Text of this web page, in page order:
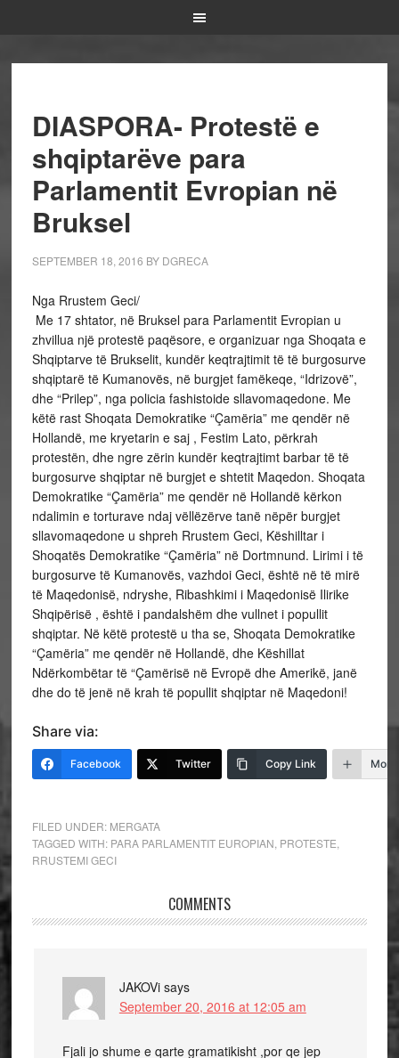
DIASPORA- Protestë e
shqiptarëve para
Parlamentit Evropian në
Bruksel
SEPTEMBER 18, 2016 BY DGRECA
Nga Rrustem Geci/
Me 17 shtator, në Bruksel para Parlamentit Evropian u
zhvillua një protestë paqësore, e organizuar nga Shoqata e
Shqiptarve të Brukselit, kundër keqtrajtimit të të burgosurve
shqiptarë të Kumanovës, në burgjet famëkeqe, “Idrizovë”,
dhe “Prilep”, nga policia fashistoide sllavomaqedone. Me
këtë rast Shoqata Demokratike “Çamëria” me qendër në
Hollandë, me kryetarin e saj , Festim Lato, përkrah
protestën, dhe ngre zërin kundër keqtrajtimt barbar të të
burgosurve shqiptar në burgjet e shtetit Maqedon. Shoqata
Demokratike “Çamëria” me qendër në Hollandë kërkon
ndalimin e torturave ndaj vëllëzërve tanë nëpër burgjet
sllavomaqedone u shpreh Rrustem Geci, Këshilltar i
Shoqatës Demokratike “Çamëria” në Dortmnund. Lirimi i të
burgosurve të Kumanovës, vazhdoi Geci, është në të mirë
të Maqedonisë, ndryshe, Ribashkimi i Maqedonisë Ilirike
Shqipërisë , është i pandalshëm dhe vullnet i popullit
shqiptar. Në këtë protestë u tha se, Shoqata Demokratike
“Çamëria” me qendër në Hollandë, dhe Këshillat
Ndërkombëtar të “Çamërisë në Evropë dhe Amerikë, janë
dhe do të jenë në krah të popullit shqiptar në Maqedoni!
Share via:
Facebook Twitter Copy Link More
FILED UNDER: MERGATA
TAGGED WITH: PARA PARLAMENTIT EUROPIAN PROTESTE
RRUSTEMI GECI
COMMENTS
JAKOVi says
September 20, 2016 at 12:05 am
Fjali jo shume e qarte gramatikisht ,por qe jep